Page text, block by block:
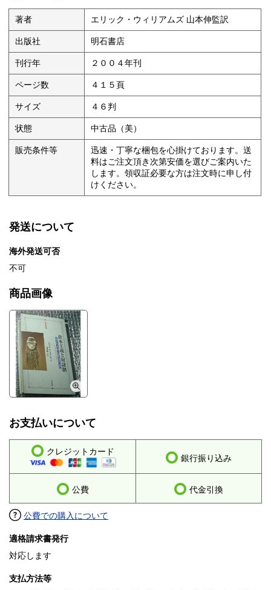
著者 エリック・ウィリアムズ 山本伸監訳
出版社 明石書店
刊行年 ２００４年刊
ページ数 ４１５頁
サイズ ４６判
状態 中古品（美）
販売条件等
迅速・丁寧な梱包を心掛けております。送
料はご注文頂き次第安価を選びご案内いた
します。領収証必要な方は注文時に申し付
けください。
発送について
海外発送可否
不可
商品画像
お支払いについて
クレジットカード
銀行振り込み
公費 代金引換
公費での購入について
適格請求書発行
対応します
支払方法等